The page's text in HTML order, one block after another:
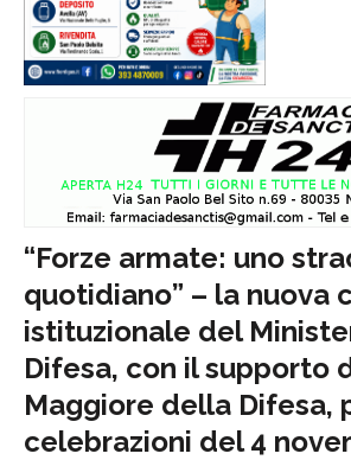
“Forze armate: uno
quotidiano” – la nuova
istituzionale del
Difesa, con il supporto
Maggiore della Difesa,
celebrazioni del 4